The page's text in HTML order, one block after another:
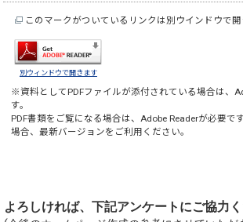
このマークがついているリンクは別ウインドウで
別ウィンドウで開きます
※資料としてPDFファイルが添付されている場合は、
す。
PDF書類をご覧になる場合は、Adobe Readerが必要で
場合、最新バージョンをご利用ください。